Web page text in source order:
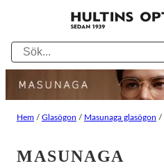
Hem / Glasögon / Masunaga glasögon /
MASUNAGA